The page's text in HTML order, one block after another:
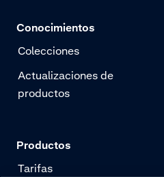
reducen las colas y se evita la
pérdida de ventas por las
Conocimientos
Colecciones
Actualizaciones de
productos
Productos
Tarifas